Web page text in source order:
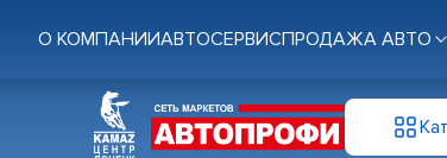
О КОМПАНИИАВТОСЕРВИСПРОДАЖА АВТО